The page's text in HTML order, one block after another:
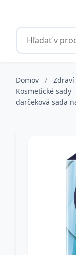
Domov /
Zdraví
Kosmetické sady
darčeková sada